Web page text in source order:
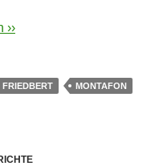
FRIEDBERT MONTAFON